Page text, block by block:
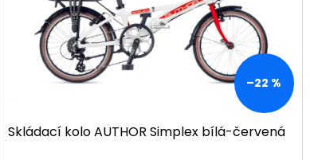
–22 %
Skládací kolo AUTHOR Simplex bílá-červená